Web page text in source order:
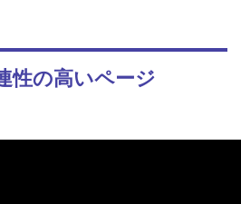
性の高いページ